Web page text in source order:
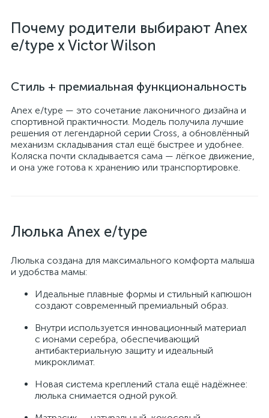
Почему родители выбирают Anex
e/type x Victor Wilson
Стиль + премиальная функциональность
Anex e/type — это сочетание лаконичного дизайна и
спортивной практичности. Модель получила лучшие
решения от легендарной серии Cross, а обновлённый
механизм складывания стал ещё быстрее и удобнее.
Коляска почти складывается сама — лёгкое движение,
и она уже готова к хранению или транспортировке.
Люлька Anex e/type
Люлька создана для максимального комфорта малыша
и удобства мамы:
Идеальные плавные формы и стильный капюшон
создают современный премиальный образ.
Внутри используется инновационный материал
с ионами серебра, обеспечивающий
антибактериальную защиту и идеальный
микроклимат.
Новая система креплений стала ещё надёжнее:
люлька снимается одной рукой.